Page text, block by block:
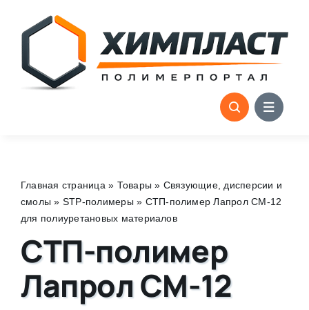
content
Главная страница » Товары » Связующие, дисперсии и
смолы » STP-полимеры » СТП-полимер Лапрол СМ-12
для полиуретановых материалов
СТП-полимер
Лапрол СМ-12